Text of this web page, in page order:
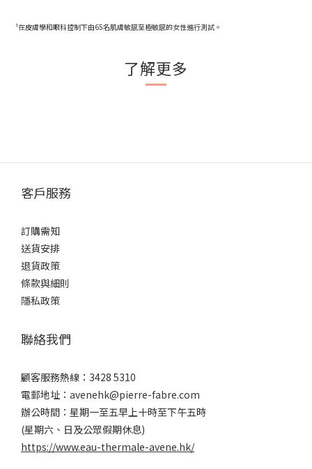
¹在皮膚學和眼科控制下由65名肌膚敏感至極敏感的女性進行測試。
了解更多
客戶服務
訂購需知
送貨安排
退貨政策
條款與細則
隱私政策
聯絡我們
顧客服務熱線：3428 5310
電郵地址：avenehk@pierre-fabre.com
辦公時間：星期一至五早上十時至下午五時
(星期六、日及公眾假期休息)
https://www.eau-thermale-avene.hk/